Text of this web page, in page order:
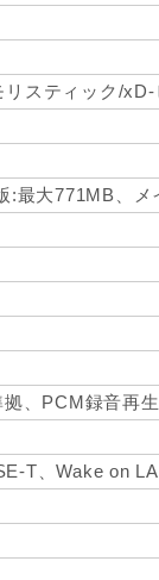
スティック/
:最大771MB、メ
、PCM録音再
T、Wake on